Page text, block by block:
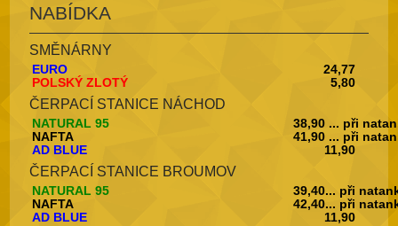
NABÍDKA
SMĚNÁRNY
EURO
24,77
POLSKÝ ZLOTÝ
5,80
ČERPACÍ STANICE NÁCHOD
NATURAL 95
38,90 ... při
NAFTA
41,90 ... při
AD BLUE
11,90
ČERPACÍ STANICE BROUMOV
NATURAL 95
39,40... při
NAFTA
42,40... při
AD BLUE
11,90